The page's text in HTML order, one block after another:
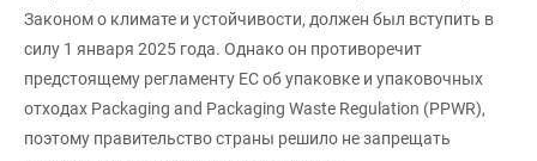
Законом о климате и устойчивости, должен был вступить в
силу 1 января 2025 года. Однако он противоречит
предстоящему регламенту ЕС об упаковке и упаковочных
отходах Packaging and Packaging Waste Regulation (PPWR),
поэтому правительство страны решило не запрещать